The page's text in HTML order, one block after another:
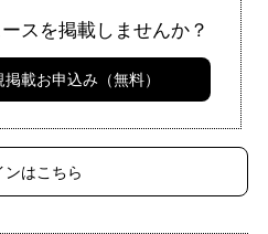
スを掲載しませんか？
載お申込み（無料）
ンはこちら